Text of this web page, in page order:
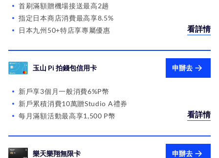
首刷滿額贈機場接送最高2趟
指定日本商店消費最高享8.5%
日本九州50+特店享專屬優惠
看詳情
玉山 Pi 拍錢包信用卡 申辦去
新戶享3個月一般消費6%P幣
新戶累積消費10萬贈Studio A禮券
每月滿額活動最高享1,500 P幣
看詳情
樂天樂翔無限卡 申辦去